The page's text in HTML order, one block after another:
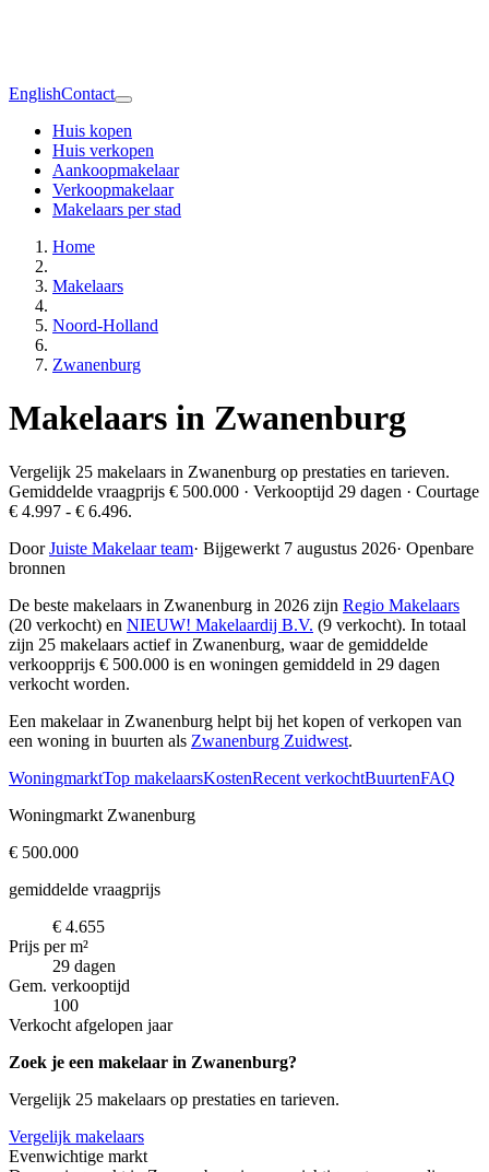
EnglishContact
Huis kopen
Huis verkopen
Aankoopmakelaar
Verkoopmakelaar
Makelaars per stad
Home
Makelaars
Noord-Holland
Zwanenburg
Makelaars in Zwanenburg
Vergelijk 25 makelaars in Zwanenburg op prestaties en tarieven.
Gemiddelde vraagprijs € 500.000 · Verkooptijd 29 dagen · Courtage
€ 4.997 - € 6.496.
DoorJuiste Makelaar team· Bijgewerkt 7 augustus 2026· Openbare
bronnen
De beste makelaars in Zwanenburg in 2026 zijn Regio Makelaars
(20 verkocht) en NIEUW! Makelaardij B.V. (9 verkocht). In totaal
zijn 25 makelaars actief in Zwanenburg, waar de gemiddelde
verkoopprijs € 500.000 is en woningen gemiddeld in 29 dagen
verkocht worden.
Een makelaar in Zwanenburg helpt bij het kopen of verkopen van
een woning in buurten als Zwanenburg Zuidwest.
WoningmarktTop makelaarsKostenRecent verkochtBuurtenFAQ
Woningmarkt Zwanenburg
€ 500.000
gemiddelde vraagprijs
€ 4.655
Prijs per m²
29 dagen
Gem. verkooptijd
100
Verkocht afgelopen jaar
Zoek je een makelaar in Zwanenburg?
Vergelijk 25 makelaars op prestaties en tarieven.
Vergelijk makelaars
Evenwichtige markt